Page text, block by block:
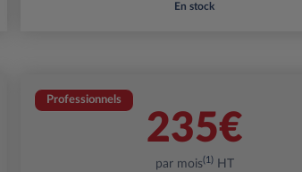
En stock
Professionnels
235€
par mois(1)HT